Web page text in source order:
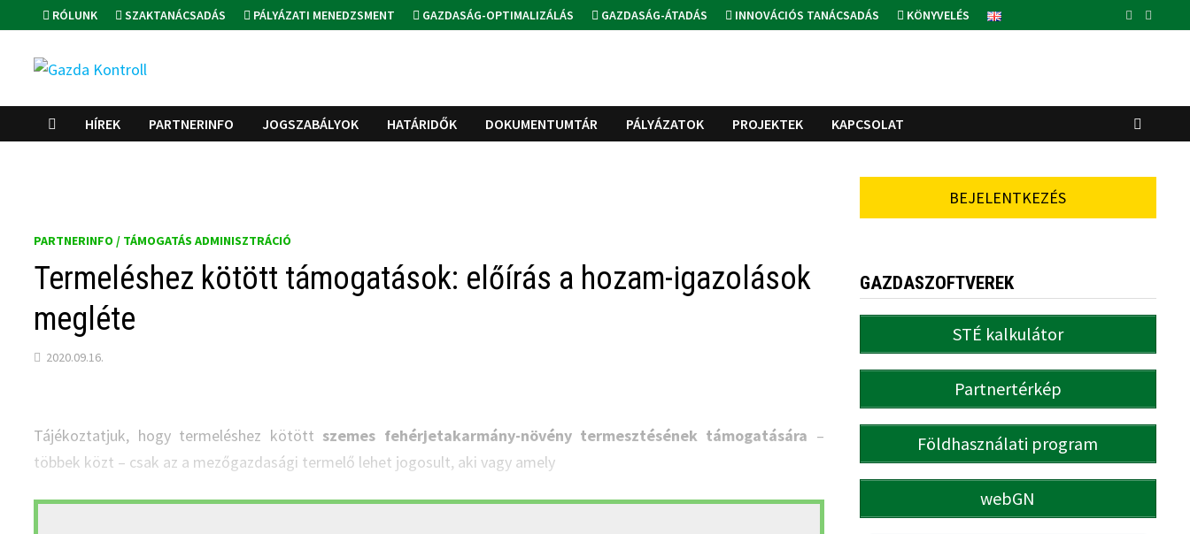
to
content
RÓLUNK SZAKTANÁCSADÁS PÁLYÁZATI MENEDZSMENT GAZDASÁG-OPTIMALIZÁLÁS GAZDASÁG-ÁTADÁS INNOVÁCIÓS TANÁCSADÁS KÖNYVELÉS
HÍREK PARTNERINFO JOGSZABÁLYOK HATÁRIDŐK DOKUMENTUMTÁR PÁLYÁZATOK PROJEKTEK KAPCSOLAT
PARTNERINFO / TÁMOGATÁS ADMINISZTRÁCIÓ
Termeléshez kötött támogatások: előírás a hozam-igazolások
megléte
2020.09.16.
Tájékoztatjuk, hogy termeléshez kötött szemes fehérjetakarmány-növény termesztésének támogatására –
többek közt – csak az a mezőgazdasági termelő lehet jogosult, aki vagy amely
BEJELENTKEZÉS
GAZDASZOFTVEREK
STÉ kalkulátor
Partnertérkép
Földhasználati program
webGN